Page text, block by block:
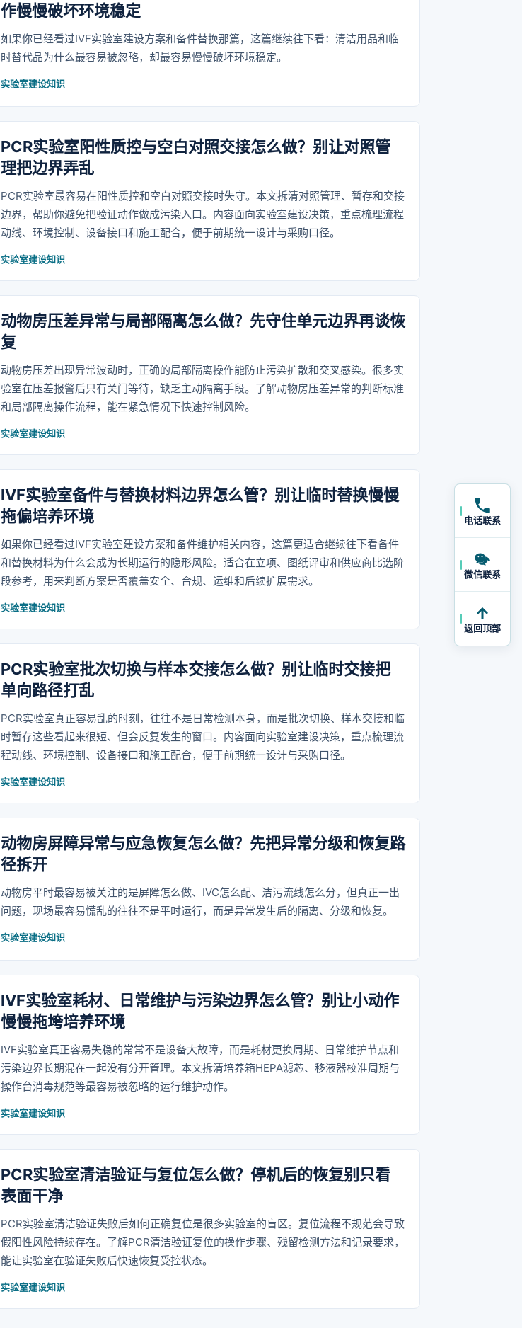
作慢慢破坏环境稳定
如果你已经看过IVF实验室建设方案和备件替换那篇，这篇继续往下看：清洁用品和临
时替代品为什么最容易被忽略，却最容易慢慢破坏环境稳定。
实验室建设知识
PCR实验室阳性质控与空白对照交接怎么做？别让对照管
理把边界弄乱
PCR实验室最容易在阳性质控和空白对照交接时失守。本文拆清对照管理、暂存和交接
边界，帮助你避免把验证动作做成污染入口。内容面向实验室建设决策，重点梳理流程
动线、环境控制、设备接口和施工配合，便于前期统一设计与采购口径。
实验室建设知识
动物房压差异常与局部隔离怎么做？先守住单元边界再谈恢
复
动物房压差出现异常波动时，正确的局部隔离操作能防止污染扩散和交叉感染。很多实
验室在压差报警后只有关门等待，缺乏主动隔离手段。了解动物房压差异常的判断标准
和局部隔离操作流程，能在紧急情况下快速控制风险。
实验室建设知识
IVF实验室备件与替换材料边界怎么管？别让临时替换慢慢
拖偏培养环境
如果你已经看过IVF实验室建设方案和备件维护相关内容，这篇更适合继续往下看备件
和替换材料为什么会成为长期运行的隐形风险。适合在立项、图纸评审和供应商比选阶
段参考，用来判断方案是否覆盖安全、合规、运维和后续扩展需求。
实验室建设知识
PCR实验室批次切换与样本交接怎么做？别让临时交接把
单向路径打乱
PCR实验室真正容易乱的时刻，往往不是日常检测本身，而是批次切换、样本交接和临
时暂存这些看起来很短、但会反复发生的窗口。内容面向实验室建设决策，重点梳理流
程动线、环境控制、设备接口和施工配合，便于前期统一设计与采购口径。
实验室建设知识
动物房屏障异常与应急恢复怎么做？先把异常分级和恢复路
径拆开
动物房平时最容易被关注的是屏障怎么做、IVC怎么配、洁污流线怎么分，但真正一出
问题，现场最容易慌乱的往往不是平时运行，而是异常发生后的隔离、分级和恢复。
实验室建设知识
IVF实验室耗材、日常维护与污染边界怎么管？别让小动作
慢慢拖垮培养环境
IVF实验室真正容易失稳的常常不是设备大故障，而是耗材更换周期、日常维护节点和
污染边界长期混在一起没有分开管理。本文拆清培养箱HEPA滤芯、移液器校准周期与
操作台消毒规范等最容易被忽略的运行维护动作。
实验室建设知识
PCR实验室清洁验证与复位怎么做？停机后的恢复别只看
表面干净
PCR实验室清洁验证失败后如何正确复位是很多实验室的盲区。复位流程不规范会导致
假阳性风险持续存在。了解PCR清洁验证复位的操作步骤、残留检测方法和记录要求，
能让实验室在验证失败后快速恢复受控状态。
实验室建设知识
电话联系
微信联系
返回顶部